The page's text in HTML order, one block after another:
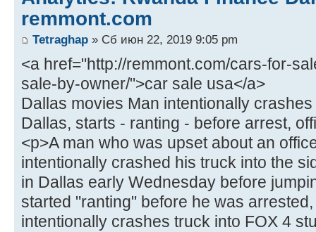
remmont.com
Tetraghap » Сб июн 22, 2019 9:05 pm
<a href="http://remmont.com/cars-for-
sale-by-owner/">car sale usa</a>
Dallas movies Man intentionally
Dallas, starts - ranting - before arrest,
<p>A man who was upset about an
intentionally crashed his truck into the
in Dallas early Wednesday before
started "ranting" before he was
intentionally crashes truck into FOX 4